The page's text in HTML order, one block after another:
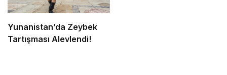
Yunanistan’da Zeybek
Tartışması Alevlendi!